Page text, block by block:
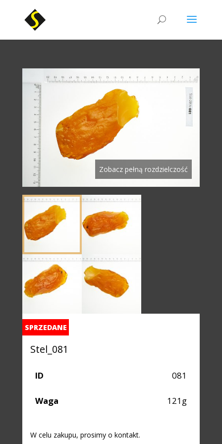
Zobacz pełną rozdzielczość
SPRZEDANE
Stel_081
ID 081
Waga 121g
W celu zakupu, prosimy o kontakt.